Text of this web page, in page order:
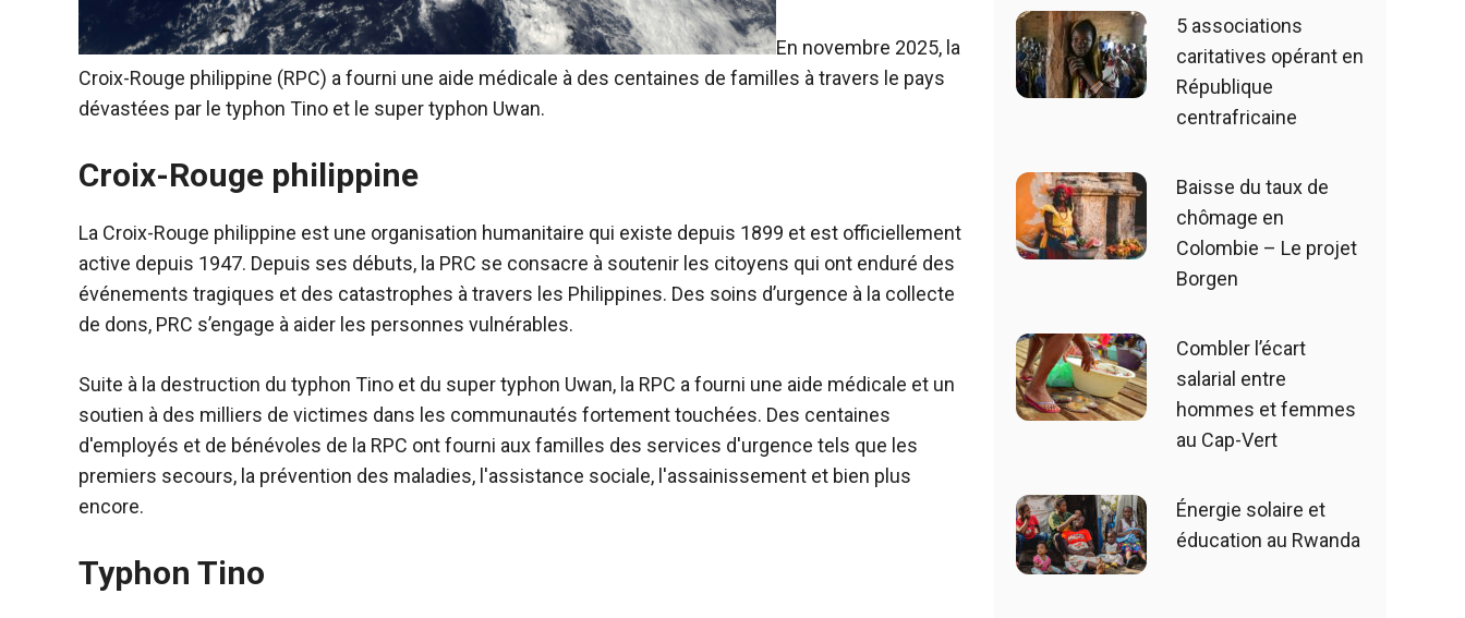
En novembre 2025, la
Croix-Rouge philippine (RPC) a fourni une aide médicale à des centaines de familles à travers le pays
dévastées par le typhon Tino et le super typhon Uwan.
Croix-Rouge philippine
La Croix-Rouge philippine est une organisation humanitaire qui existe depuis 1899 et est officiellement
active depuis 1947. Depuis ses débuts, la PRC se consacre à soutenir les citoyens qui ont enduré des
événements tragiques et des catastrophes à travers les Philippines. Des soins d’urgence à la collecte
de dons, PRC s’engage à aider les personnes vulnérables.
Suite à la destruction du typhon Tino et du super typhon Uwan, la RPC a fourni une aide médicale et un
soutien à des milliers de victimes dans les communautés fortement touchées. Des centaines
d'employés et de bénévoles de la RPC ont fourni aux familles des services d'urgence tels que les
premiers secours, la prévention des maladies, l'assistance sociale, l'assainissement et bien plus
encore.
Typhon Tino
5 associations
caritatives opérant en
République
centrafricaine
Baisse du taux de
chômage en
Colombie – Le projet
Borgen
Combler l’écart
salarial entre
hommes et femmes
au Cap-Vert
Énergie solaire et
éducation au Rwanda